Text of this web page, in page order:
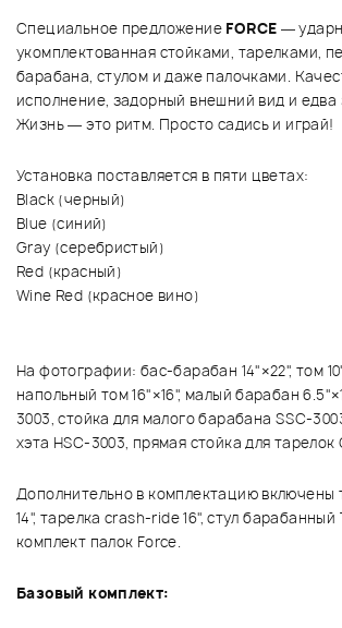
Специальное предложение FORCE —
укомплектованная стойками, тарелками,
барабана, стулом и даже палочками.
исполнение, задорный внешний вид и едва
Жизнь — это ритм. Просто садись и играй!
Установка поставляется в пяти цветах:
Black (черный)
Blue (синий)
Gray (серебристый)
Red (красный)
Wine Red (красное вино)
На фотографии: бас-барабан 14"×22", том
напольный том 16"×16", малый барабан
3003, стойка для малого барабана SSC-
хэта HSC-3003, прямая стойка для тарелок
Дополнительно в комплектацию включены
14", тарелка crash-ride 16", стул барабанный
комплект палок Force.
Базовый комплект: